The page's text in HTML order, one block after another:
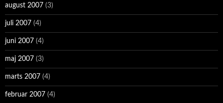
august 2007 (3)
juli 2007 (4)
juni 2007 (4)
maj 2007 (3)
marts 2007 (4)
februar 2007 (4)